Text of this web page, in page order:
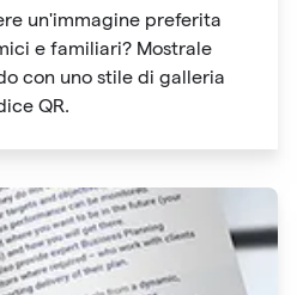
un'immagine preferita
e familiari? Mostrale
con uno stile di galleria
QR.